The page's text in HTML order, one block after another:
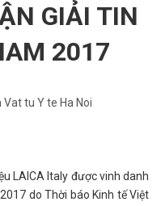
GIẢI TIN
2017
tu Y te Ha Noi
LAICA Italy được vinh danh
do Thời báo Kinh tế Việt